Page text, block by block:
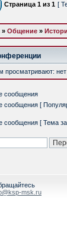
Страница 1 из 1 [
» Общение »
нет
сообщения
сообщения [
сообщения [ Тема
msk.ru